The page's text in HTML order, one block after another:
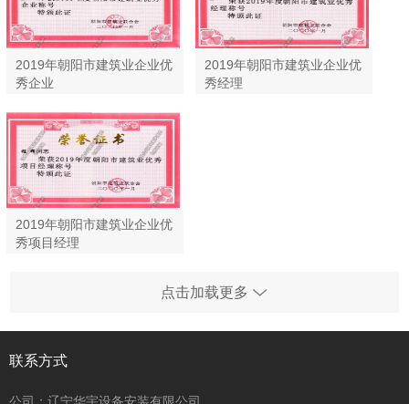
2019年朝阳市建筑业企业优
秀企业
2019年朝阳市建筑业企业优
秀经理
2019年朝阳市建筑业企业优
秀项目经理
点击加载更多
联系方式